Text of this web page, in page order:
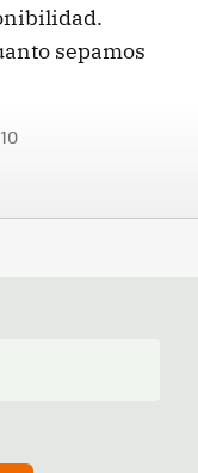
sepamos